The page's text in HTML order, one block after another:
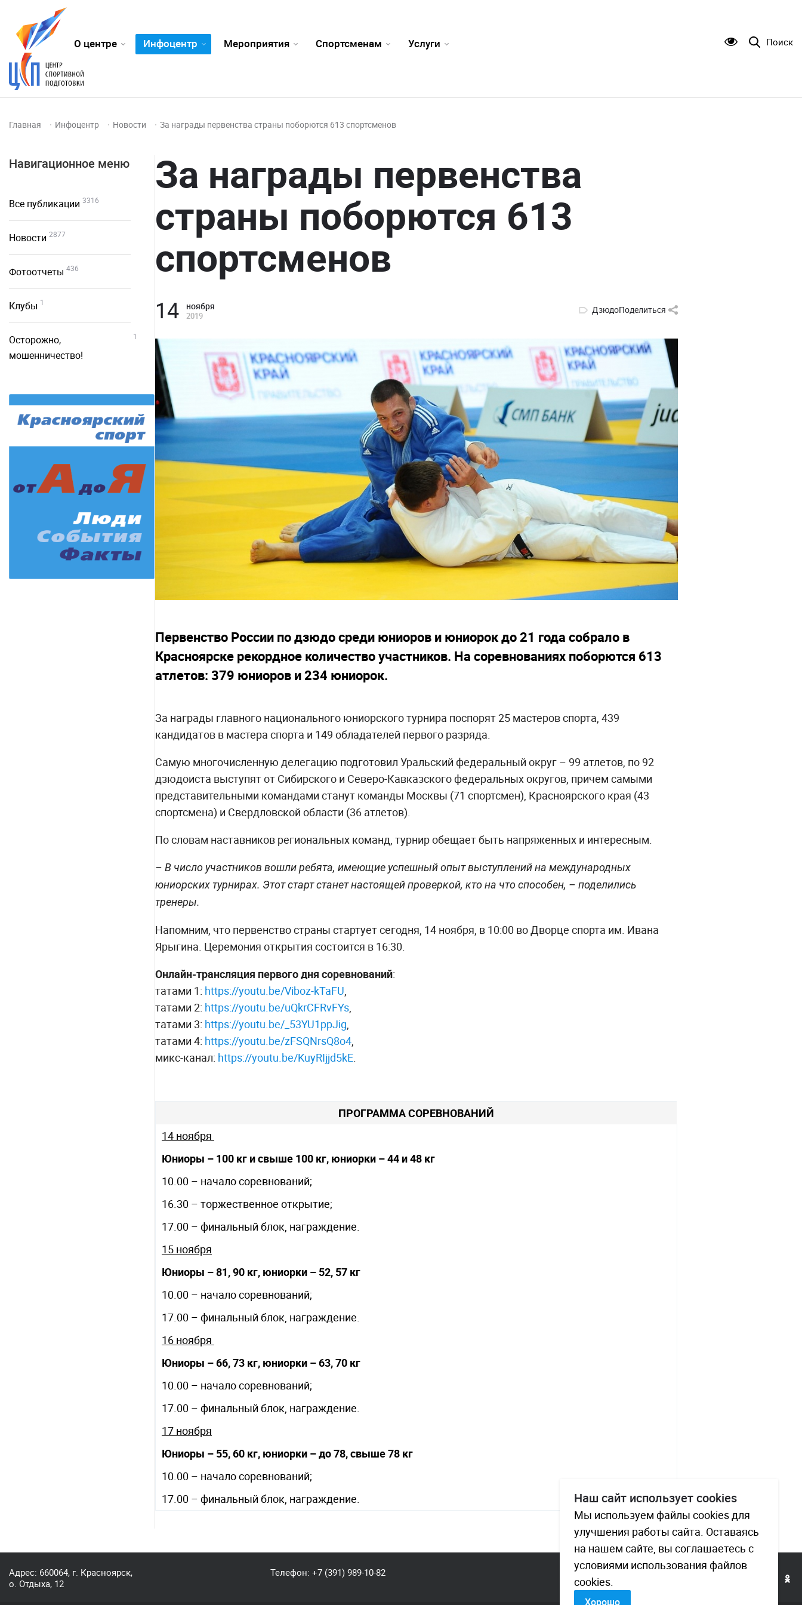
О центре Инфоцентр Мероприятия Спортсменам Услуги Поиск
Главная Инфоцентр Новости За награды первенства страны поборются 613 спортсменов
Навигационное меню
Все публикации 3316
Новости 2877
Фотоотчеты 436
Клубы 1
Осторожно,
мошенничество!
1
За награды первенства
страны поборются 613
спортсменов
14 ноября
2019
ДзюдоПоделиться
Первенство России по дзюдо среди юниоров и юниорок до 21 года собрало в
Красноярске рекордное количество участников. На соревнованиях поборются 613
атлетов: 379 юниоров и 234 юниорок.
За награды главного национального юниорского турнира поспорят 25 мастеров спорта, 439
кандидатов в мастера спорта и 149 обладателей первого разряда.
Самую многочисленную делегацию подготовил Уральский федеральный округ – 99 атлетов, по 92
дзюдоиста выступят от Сибирского и Северо-Кавказского федеральных округов, причем самыми
представительными командами станут команды Москвы (71 спортсмен), Красноярского края (43
спортсмена) и Свердловской области (36 атлетов).
По словам наставников региональных команд, турнир обещает быть напряженных и интересным.
– В число участников вошли ребята, имеющие успешный опыт выступлений на международных
юниорских турнирах. Этот старт станет настоящей проверкой, кто на что способен, – поделились
тренеры.
Напомним, что первенство страны стартует сегодня, 14 ноября, в 10:00 во Дворце спорта им. Ивана
Ярыгина. Церемония открытия состоится в 16:30.
Онлайн-трансляция первого дня соревнований:
татами 1: https://youtu.be/Viboz-kTaFU,
татами 2: https://youtu.be/uQkrCFRvFYs,
татами 3: https://youtu.be/_53YU1ppJig,
татами 4: https://youtu.be/zFSQNrsQ8o4,
микс-канал: https://youtu.be/KuyRIjjd5kE.
ПРОГРАММА СОРЕВНОВАНИЙ
14 ноября
Юниоры – 100 кг и свыше 100 кг, юниорки – 44 и 48 кг
10.00 – начало соревнований;
16.30 – торжественное открытие;
17.00 – финальный блок, награждение.
15 ноября
Юниоры – 81, 90 кг, юниорки – 52, 57 кг
10.00 – начало соревнований;
17.00 – финальный блок, награждение.
16 ноября
Юниоры – 66, 73 кг, юниорки – 63, 70 кг
10.00 – начало соревнований;
17.00 – финальный блок, награждение.
17 ноября
Юниоры – 55, 60 кг, юниорки – до 78, свыше 78 кг
10.00 – начало соревнований;
17.00 – финальный блок, награждение.
Адрес: 660064, г. Красноярск,
о. Отдыха, 12
Телефон: +7 (391) 989-10-82
Наш сайт использует cookies
Мы используем файлы cookies для
улучшения работы сайта. Оставаясь
на нашем сайте, вы соглашаетесь с
условиями использования файлов
cookies.
Хорошо